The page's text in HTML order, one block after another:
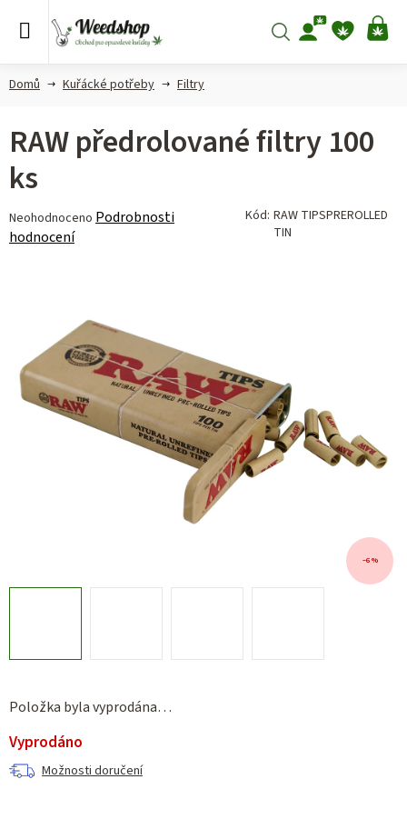
Hledat
Domů Kuřácké potřeby Filtry
Položka byla vyprodána…
Vyprodáno
Možnosti doručení
RAW předrolované filtry 100
ks
Průměrné
hodnocení
hvězdiček.
Neohodnoceno Podrobnosti
hodnocení
Kód: RAW TIPSPREROLLED
TIN
–6 %